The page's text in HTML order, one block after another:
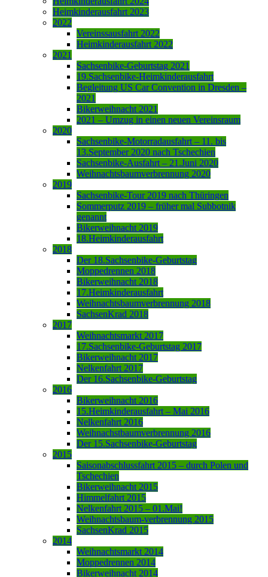
Heimkinderausfahrt 2023
2022
Vereinssausfahrt 2022
Heimkinderausfahrt 2022
2021
Sachsenbike-Geburtstag 2021
19.Sachsenbike-Heimkinderausfahrt
Begleitung US Car Convention in Dresden –
2021
Bikerweihnacht 2021
2021 – Umzug in einen neuen Vereinsraum
2020
Sachsenbike-Motorradausfahrt – 11. bis
13.September 2020 nach Tschechien
Sachsenbike-Ausfahrt – 21.Juni 2020
Weihnachtsbaumverbrennung 2020
2019
Sachsenbike-Tour 2019 nach Thüringen
Sommerputz 2019 – früher mal Subbotnik
genannt
Bikerweihnacht 2019
18.Heimkinderausfahrt
2018
Der 18.Sachsenbike-Geburtstag
Moppedrennen 2018
Bikerweihnacht 2018
17.Heimkinderausfahrt
Weihnachtsbaumverbrennung 2018
SachsenKrad 2018
2017
Weihnachtsmarkt 2017
17.Sachsenbike-Geburtstag 2017
Bikerweihnacht 2017
Nelkenfahrt 2017
Der 16.Sachsenbike-Geburtstag
2016
Bikerweihnacht 2016
15.Heimkinderausfahrt – Mai 2016
Nelkenfahrt 2016
Weihnachstbaumverbrennung 2016
Der 15.Sachsenbike-Geburtstag
2015
Saisonabschlussfahrt 2015 – durch Polen und
Tschechien
Bikerweihnacht 2015
Himmelfahrt 2015
Nelkenfahrt 2015 – 01.Mai!
Weihnachtsbaum-verbrennung 2015
SachsenKrad 2015
2014
Weihnachtsmarkt 2014
Moppedrennen 2014
Bikerweihnacht 2014